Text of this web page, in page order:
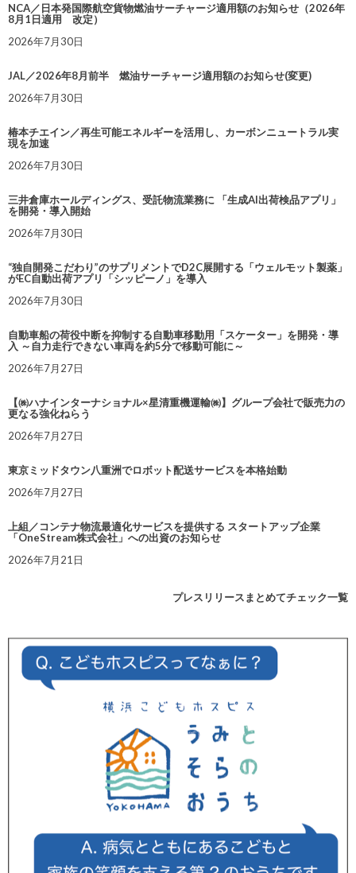
NCA／日本発国際航空貨物燃油サーチャージ適用額のお知らせ（2026年
8月1日適用 改定）
2026年7月30日
JAL／2026年8月前半 燃油サーチャージ適用額のお知らせ(変更)
2026年7月30日
椿本チエイン／再生可能エネルギーを活用し、カーボンニュートラル実
現を加速
2026年7月30日
三井倉庫ホールディングス、受託物流業務に 「生成AI出荷検品アプリ」
を開発・導入開始
2026年7月30日
“独自開発こだわり”のサプリメントでD2C展開する「ウェルモット製薬」
がEC自動出荷アプリ「シッピーノ」を導入
2026年7月30日
自動車船の荷役中断を抑制する自動車移動用「スケーター」を開発・導
入 ～自力走行できない車両を約5分で移動可能に～
2026年7月27日
【㈱ハナインターナショナル×星清重機運輸㈱】グループ会社で販売力の
更なる強化ねらう
2026年7月27日
東京ミッドタウン八重洲でロボット配送サービスを本格始動
2026年7月27日
上組／コンテナ物流最適化サービスを提供する スタートアップ企業
「OneStream株式会社」への出資のお知らせ
2026年7月21日
プレスリリースまとめてチェック一覧